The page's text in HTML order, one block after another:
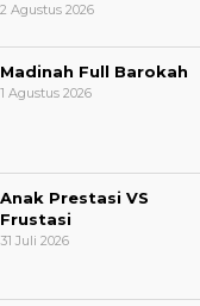
2 Agustus 2026
Madinah Full Barokah
1 Agustus 2026
Anak Prestasi VS
Frustasi
31 Juli 2026